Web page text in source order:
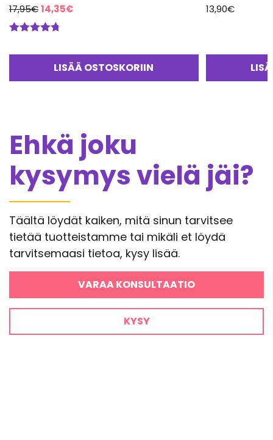
17,95€Alkuperäinen
hinta
17,95€.
14,35€Nykyinen
14,35€.
LISÄÄ OSTOSKORIIN
13,90€
Ehkä joku
kysymys vielä jäi?
Täältä löydät kaiken, mitä sinun tarvitsee
tietää tuotteistamme tai mikäli et löydä
tarvitsemaasi tietoa, kysy lisää.
VARAA KONSULTAATIO
KYSY